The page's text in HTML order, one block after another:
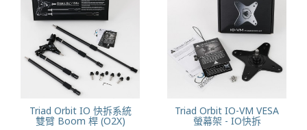
Triad Orbit IO 快拆系統
雙臂 Boom 桿 (O2X)
Triad Orbit IO-VM VESA
螢幕架 - IO快拆